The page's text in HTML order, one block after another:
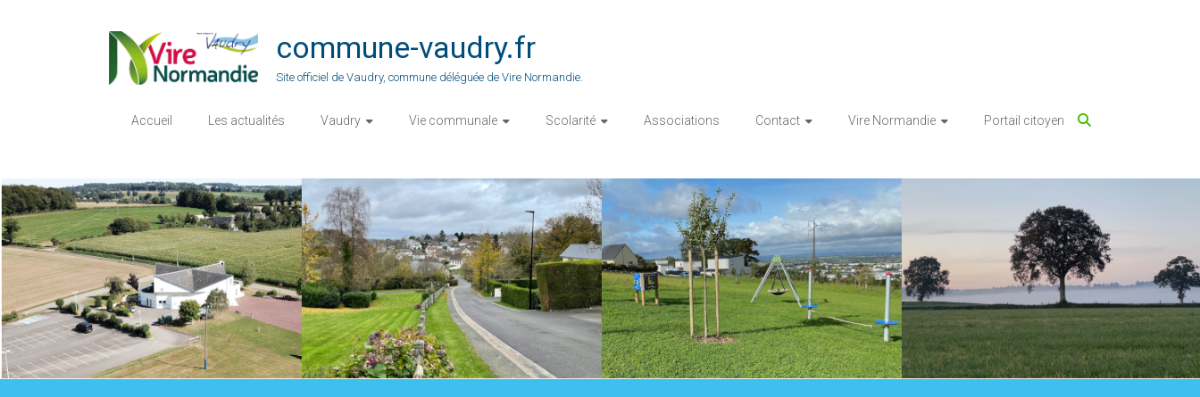
commune-vaudry.fr
Site officiel de Vaudry, commune déléguée de Vire Normandie.
Accueil Les actualités Vaudry Vie communale Scolarité Associations Contact Vire Normandie Portail citoyen